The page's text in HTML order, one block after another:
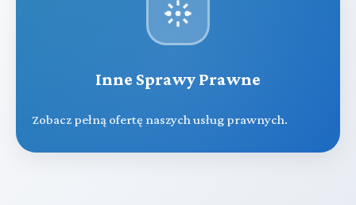
Inne Sprawy Prawne
Zobacz pełną ofertę naszych usług prawnych.